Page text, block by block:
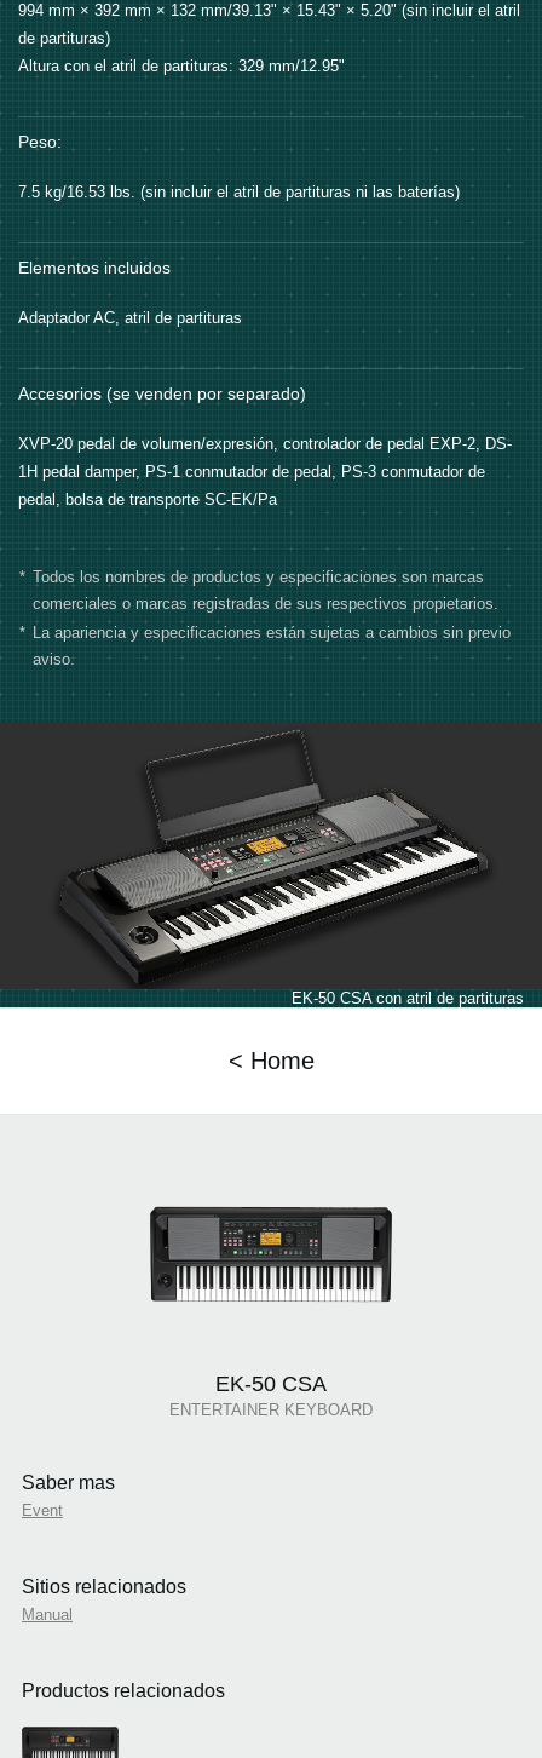
994 mm × 392 mm × 132 mm/39.13" × 15.43" × 5.20" (sin incluir el atril
de partituras)
Altura con el atril de partituras: 329 mm/12.95"
Peso:
7.5 kg/16.53 lbs. (sin incluir el atril de partituras ni las baterías)
Elementos incluidos
Adaptador AC, atril de partituras
Accesorios (se venden por separado)
XVP-20 pedal de volumen/expresión, controlador de pedal EXP-2, DS-
1H pedal damper, PS-1 conmutador de pedal, PS-3 conmutador de
pedal, bolsa de transporte SC-EK/Pa
* Todos los nombres de productos y especificaciones son marcas
comerciales o marcas registradas de sus respectivos propietarios.
* La apariencia y especificaciones están sujetas a cambios sin previo
aviso.
EK-50 CSA con atril de partituras
< Home
EK-50 CSA
ENTERTAINER KEYBOARD
Saber mas
Event
Sitios relacionados
Manual
Productos relacionados